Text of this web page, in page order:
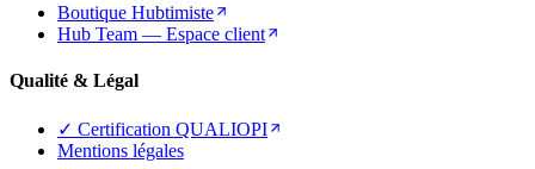
Boutique Hubtimiste
Hub Team — Espace client
Qualité & Légal
✓ Certification QUALIOPI
Mentions légales